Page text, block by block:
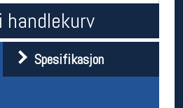
handlekurv
Spesifikasjon
butikk
11-18